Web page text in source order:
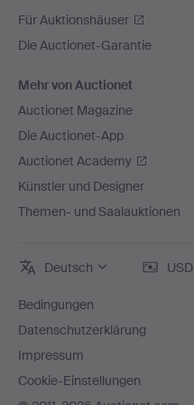
Für Auktionshäuser
Die Auctionet-Garantie
Mehr von Auctionet
Auctionet Magazine
Die Auctionet-App
Auctionet Academy
Künstler und Designer
Themen- und Saalauktionen
Deutsch USD
Bedingungen
Datenschutzerklärung
Impressum
Cookie-Einstellungen